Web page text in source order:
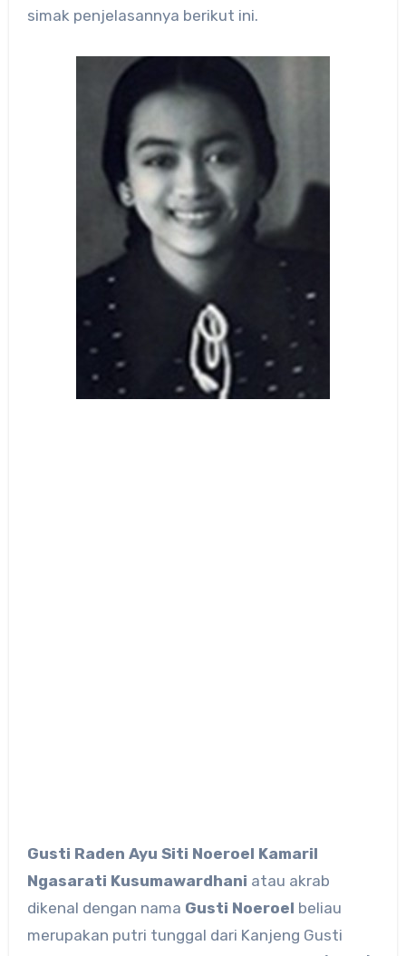
simak penjelasannya berikut ini.
Gusti Raden Ayu Siti Noeroel Kamaril
Ngasarati Kusumawardhani atau akrab
dikenal dengan nama Gusti Noeroel beliau
merupakan putri tunggal dari Kanjeng Gusti